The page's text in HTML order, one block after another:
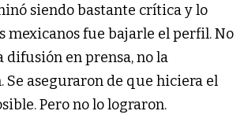
siendo bastante crítica y lo
mexicanos fue bajarle el perfil. No
en prensa, no la
Se aseguraron de que hiciera el
Pero no lo lograron.